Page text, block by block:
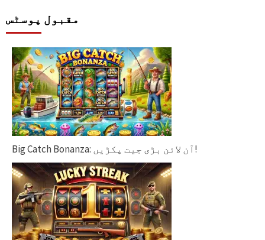
مقبول پوسٹس
Big Catch Bonanza: آن لائن بڑی جیت پکڑیں!